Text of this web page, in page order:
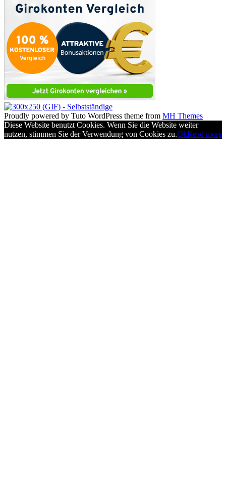
Proudly powered by Tuto WordPress theme from MH Themes
Diese Website benutzt Cookies. Wenn Sie die Website weiter
nutzen, stimmen Sie der Verwendung von Cookies zu.OkRead more